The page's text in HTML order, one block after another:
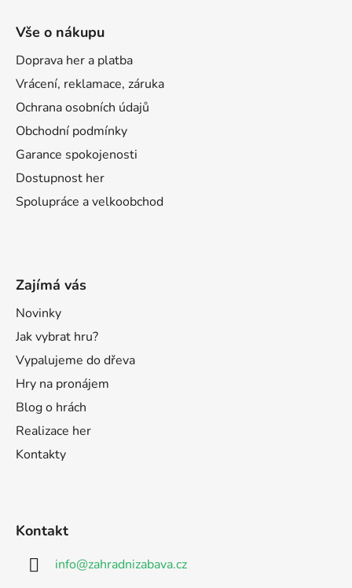
Vše o nákupu
Doprava her a platba
Vrácení, reklamace, záruka
Ochrana osobních údajů
Obchodní podmínky
Garance spokojenosti
Dostupnost her
Spolupráce a velkoobchod
Zajímá vás
Novinky
Jak vybrat hru?
Vypalujeme do dřeva
Hry na pronájem
Blog o hrách
Realizace her
Kontakty
Kontakt
info@zahradnizabava.cz